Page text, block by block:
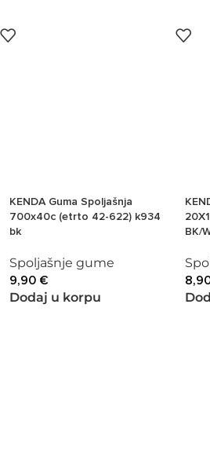
KENDA Guma Spoljašnja
700x40c (etrto 42-622) k934
bk
Spoljašnje gume
9,90 €
Dodaj u korpu
BK/